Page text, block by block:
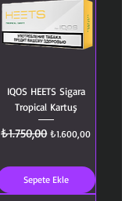
IQOS HEETS Sigara
Tropical Kartuş
Normal Fiyat
₺1.750,00 İndirimli Fiyat
₺1.600,00
Sepete Ekle